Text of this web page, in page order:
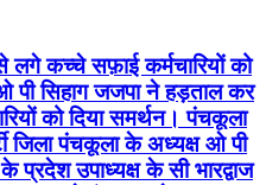
कच्चे सफ़ाई कर्मचारियों को
सिहाग जजपा ने हड़ताल कर
को दिया समर्थन। पंचकूला
जिला पंचकूला के अध्यक्ष ओ पी
उपाध्यक्ष के सी भारद्वाज